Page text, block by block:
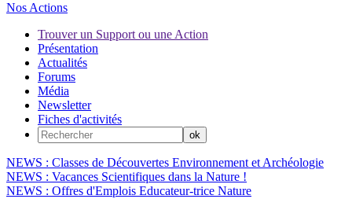
Nos Actions
Trouver un Support ou une Action
Présentation
Actualités
Forums
Média
Newsletter
Fiches d'activités
NEWS : Classes de Découvertes Environnement et Archéologie
NEWS : Vacances Scientifiques dans la Nature !
NEWS : Offres d'Emplois Educateur-trice Nature